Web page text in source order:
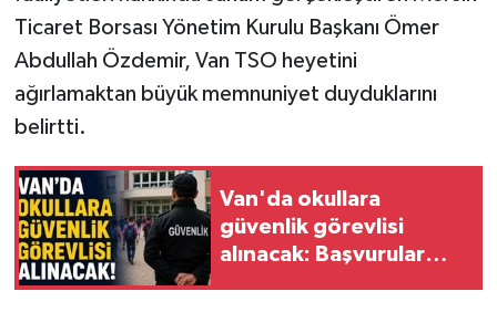
Ticaret Borsası Yönetim Kurulu Başkanı Ömer
Abdullah Özdemir, Van TSO heyetini
ağırlamaktan büyük memnuniyet duyduklarını
belirtti.
Van'da okullara
güvenlik görevlisi
alınacak: Başvurular